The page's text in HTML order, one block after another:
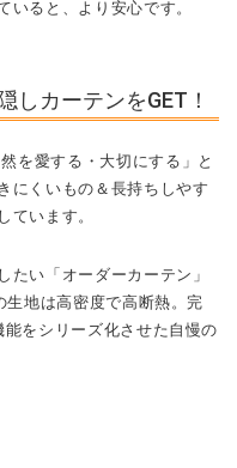
いると、より安心です。
しカーテンをGET！
を愛する・大切にする」と
にくいもの＆長持ちしやす
ています。
たい「オーダーカーテン」
地は高密度で高断熱。完
をシリーズ化させた自慢の